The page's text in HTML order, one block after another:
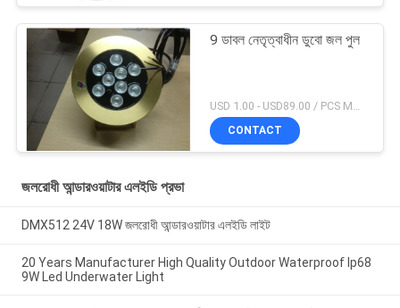
9 ডাবল নেতৃত্বাধীন ডুবো জল পুল
CONTACT
জলরোধী আন্ডারওয়াটার এলইডি প্রভা
DMX512 24V 18W জলরোধী আন্ডারওয়াটার এলইডি লাইট
20 Years Manufacturer High Quality Outdoor Waterproof Ip68
9W Led Underwater Light